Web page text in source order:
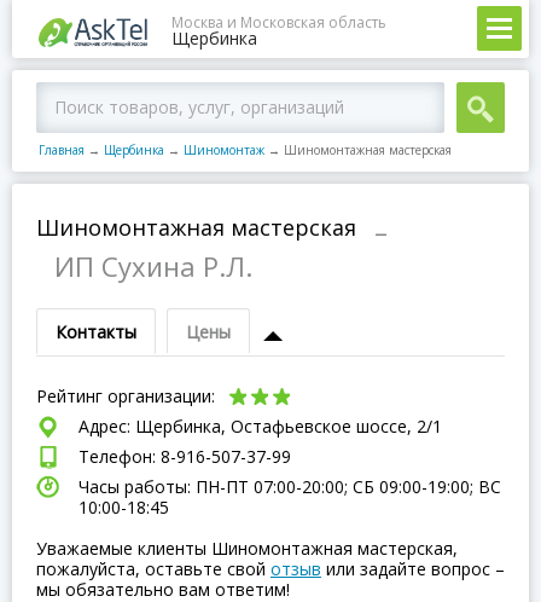
Москва и Московская область
Щербинка
Главная → Щербинка → Шиномонтаж → Шиномонтажная мастерская
Шиномонтажная мастерская
–
ИП Сухина Р.Л.
Контакты Цены
Рейтинг организации:
Адрес: Щербинка, Остафьевское шоссе, 2/1
Телефон: 8-916-507-37-99
Часы работы: ПН-ПТ 07:00-20:00; СБ 09:00-19:00; ВC
10:00-18:45
Уважаемые клиенты Шиномонтажная мастерская,
пожалуйста, оставьте свой отзыв или задайте вопрос –
мы обязательно вам ответим!